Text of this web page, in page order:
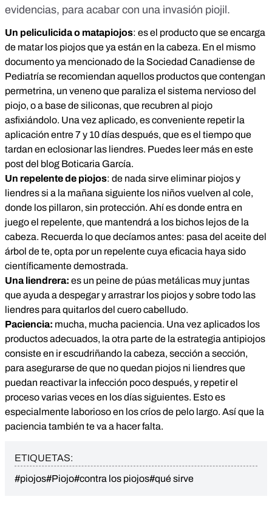
evidencias, para acabar con una invasión piojil.
Un peliculicida o matapiojos: es el producto que se encarga
de matar los piojos que ya están en la cabeza. En el mismo
documentoya mencionado de la Sociedad Canadiense de
Pediatría se recomiendan aquellos productos que contengan
permetrina, un veneno que paraliza el sistema nervioso del
piojo, o a base de siliconas, que recubren al piojo
asfixiándolo. Una vez aplicado, es conveniente repetir la
aplicación entre 7 y 10 días después, que es el tiempo que
tardan en eclosionar las liendres. Puedes leer más en este
postdel blog Boticaria García.
Un repelente de piojos: de nada sirve eliminar piojos y
liendres si a la mañana siguiente los niños vuelven al cole,
donde los pillaron, sin protección. Ahí es donde entra en
juego el repelente, que mantendrá a los bichos lejos de la
cabeza. Recuerda lo que decíamos antes: pasa del aceite del
árbol de te, opta por un repelente cuya eficacia haya sido
científicamente demostrada.
Una liendrera: es un peine de púas metálicas muy juntas
que ayuda a despegar y arrastrar los piojos y sobre todo las
liendres para quitarlos del cuero cabelludo.
Paciencia: mucha, mucha paciencia. Una vez aplicados los
productos adecuados, la otra parte de la estrategia antipiojos
consiste en ir escudriñando la cabeza, sección a sección,
para asegurarse de que no quedan piojos ni liendres que
puedan reactivar la infección poco después, y repetir el
proceso varias veces en los días siguientes. Esto es
especialmente laborioso en los críos de pelo largo. Así que la
paciencia también te va a hacer falta.
ETIQUETAS:
#piojos#Piojo#contra los piojos#qué sirve